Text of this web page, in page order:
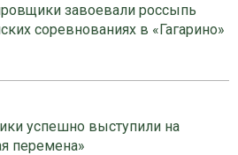
завоевали россыпь
соревнованиях в «Гагарино»
успешно выступили на
перемена»